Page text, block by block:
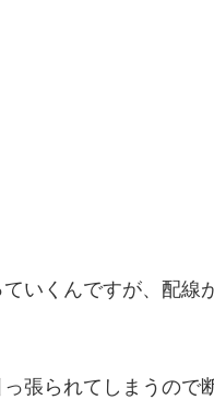
いくんですが、配線
張られてしまうので